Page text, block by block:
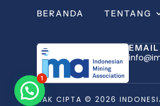
BERANDA TENTANG
EMAIL
HAK CIPTA © 2026
1